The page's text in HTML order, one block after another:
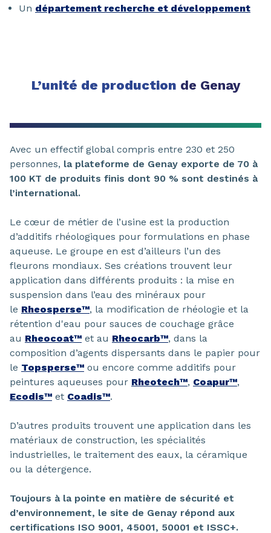
Un département recherche et développement
L’unité de production de Genay
Avec un effectif global compris entre 230 et 250
personnes, la plateforme de Genay exporte de 70 à
100 KT de produits finis dont 90 % sont destinés à
l’international.
Le cœur de métier de l’usine est la production
d’additifs rhéologiques pour formulations en phase
aqueuse. Le groupe en est d’ailleurs l’un des
fleurons mondiaux. Ses créations trouvent leur
application dans différents produits : la mise en
suspension dans l’eau des minéraux pour
le Rheosperse™, la modification de rhéologie et la
rétention d'eau pour sauces de couchage grâce
au Rheocoat™ et au Rheocarb™, dans la
composition d’agents dispersants dans le papier pour
le Topsperse™ ou encore comme additifs pour
peintures aqueuses pour Rheotech™, Coapur™,
Ecodis™ et Coadis™.
D’autres produits trouvent une application dans les
matériaux de construction, les spécialités
industrielles, le traitement des eaux, la céramique
ou la détergence.
Toujours à la pointe en matière de sécurité et
d’environnement, le site de Genay répond aux
certifications ISO 9001, 45001, 50001 et ISSC+.